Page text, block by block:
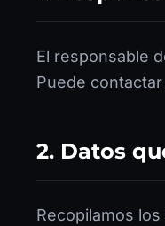
El responsable
Puede
2. Datos
Recopilamos